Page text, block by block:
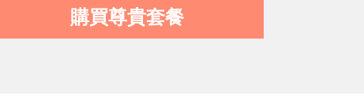
購買尊貴套餐